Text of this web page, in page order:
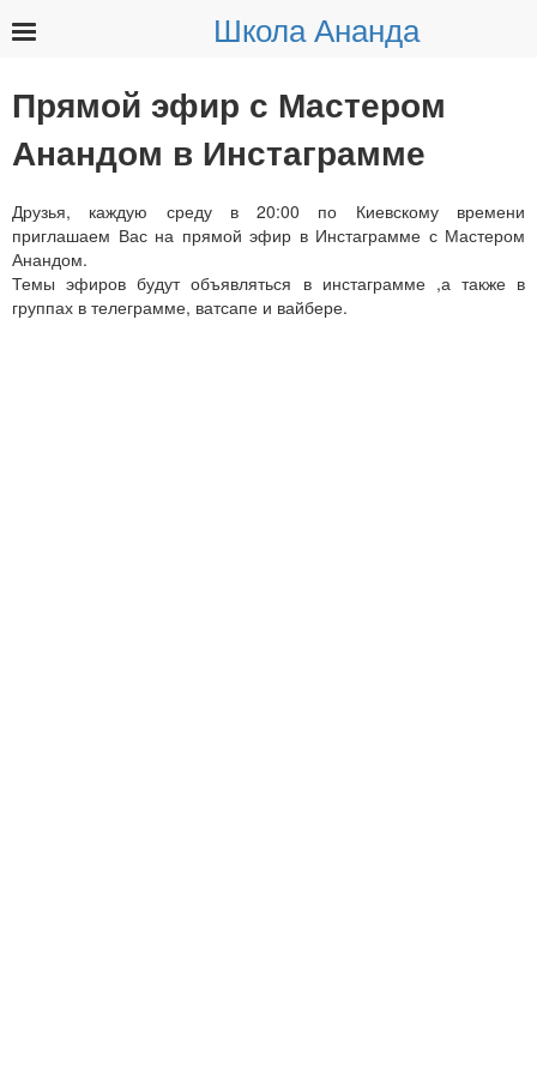
Школа Ананда
Прямой эфир с Мастером
Анандом в Инстаграмме
Друзья, каждую среду в 20:00 по Киевскому времени
приглашаем Вас на прямой эфир в Инстаграмме с Мастером
Анандом.
Темы эфиров будут объявляться в инстаграмме ,а также в
группах в телеграмме, ватсапе и вайбере.